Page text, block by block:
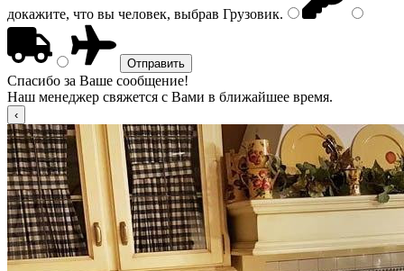
докажите, что вы человек, выбрав Грузовик.
Спасибо за Ваше сообщение!
Наш менеджер свяжется с Вами в ближайшее время.